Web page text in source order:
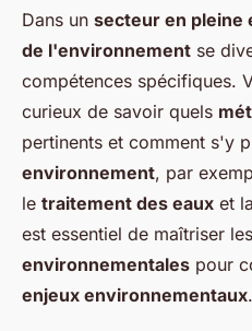
Dans un secteur en pleine
de l'environnement se
compétences spécifiques.
curieux de savoir quels
pertinents et comment s'y
environnement, par
le traitement des eaux et
est essentiel de maîtriser les
environnementales pour
enjeux environnementaux.